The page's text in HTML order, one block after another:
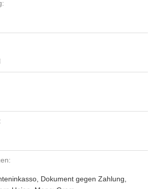
Dokument gegen Zahlung,